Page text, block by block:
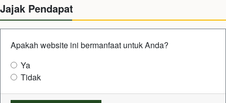
Jajak Pendapat
Apakah website ini bermanfaat untuk Anda?
Ya
Tidak